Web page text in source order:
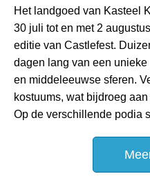
Het landgoed van Kasteel
30 juli tot en met 2
editie van Castlefest.
dagen lang van een
en middeleeuwse sferen.
kostuums, wat bijdroeg
Op de verschillende podia